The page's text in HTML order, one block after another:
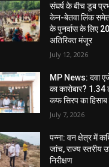
संघर्ष के बीच डूब
केन-बेतवा लिंक
के पुनर्वास के लिए
अतिरिक्त मंजूर
July 12, 2026
MP News: दवा
का कारोबार?
कफ सिरप का हिसाब
July 7, 2026
पन्ना: वन क्षेत्र में
जांच, राज्य स्तरीय
निरीक्षण